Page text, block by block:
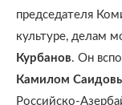
председателя
культуре, делам
Курбанов. Он
Камилом
Российско-